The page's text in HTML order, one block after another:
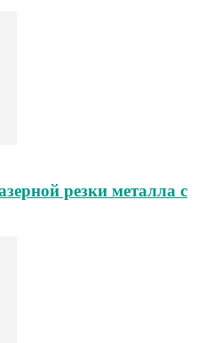
резки металла с